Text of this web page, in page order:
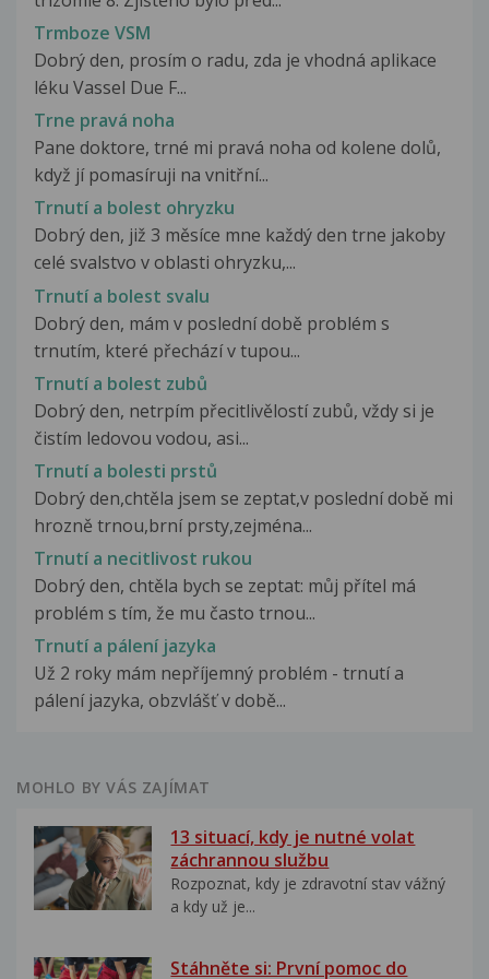
Trmboze VSM
Dobrý den, prosím o radu, zda je vhodná aplikace
léku Vassel Due F...
Trne pravá noha
Pane doktore, trné mi pravá noha od kolene dolů,
když jí pomasíruji na vnitřní...
Trnutí a bolest ohryzku
Dobrý den, již 3 měsíce mne každý den trne jakoby
celé svalstvo v oblasti ohryzku,...
Trnutí a bolest svalu
Dobrý den, mám v poslední době problém s
trnutím, které přechází v tupou...
Trnutí a bolest zubů
Dobrý den, netrpím přecitlivělostí zubů, vždy si je
čistím ledovou vodou, asi...
Trnutí a bolesti prstů
Dobrý den,chtěla jsem se zeptat,v poslední době mi
hrozně trnou,brní prsty,zejména...
Trnutí a necitlivost rukou
Dobrý den, chtěla bych se zeptat: můj přítel má
problém s tím, že mu často trnou...
Trnutí a pálení jazyka
Už 2 roky mám nepříjemný problém - trnutí a
pálení jazyka, obzvlášť v době...
MOHLO BY VÁS ZAJÍMAT
13 situací, kdy je nutné volat
záchrannou službu
Rozpoznat, kdy je zdravotní stav vážný
a kdy už je...
Stáhněte si: První pomoc do